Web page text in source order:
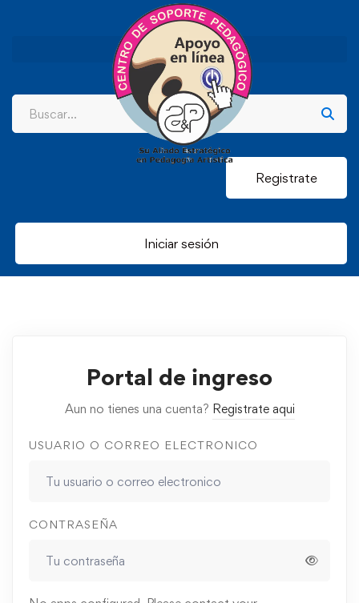
Registrate
Iniciar sesión
Portal de ingreso
Aun no tienes una cuenta? Registrate aqui
USUARIO O CORREO ELECTRONICO
CONTRASEÑA